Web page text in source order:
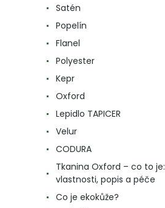
Satén
Popelín
Flanel
Polyester
Kepr
Oxford
Lepidlo TAPICER
Velur
CODURA
Tkanina Oxford – co to je:
vlastnosti, popis a péče
Co je ekokůže?